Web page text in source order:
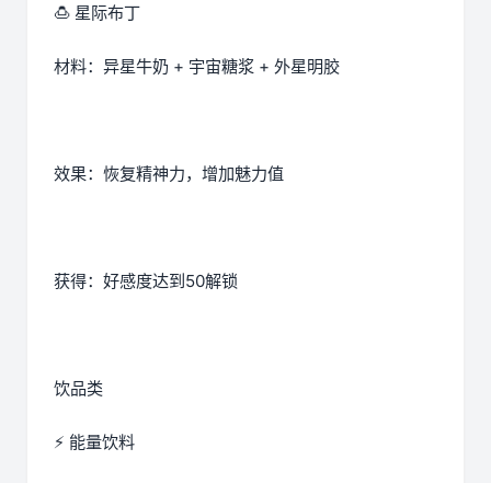
🍮 星际布丁
材料：异星牛奶 + 宇宙糖浆 + 外星明胶
效果：恢复精神力，增加魅力值
获得：好感度达到50解锁
饮品类
⚡ 能量饮料